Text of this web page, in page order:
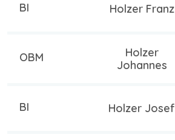
BI Holzer Franz
OBM
Holzer
Johannes
BI Holzer Josef